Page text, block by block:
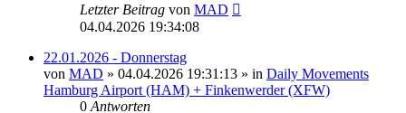
Letzter Beitrag von MAD
04.04.2026 19:34:08
22.01.2026 - Donnerstag
von MAD » 04.04.2026 19:31:13 » in Daily Movements
Hamburg Airport (HAM) + Finkenwerder (XFW)
0 Antworten